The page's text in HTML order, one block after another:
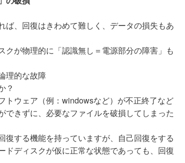
ば、回復はきわめて難しく、データの損失もあ
クが物理的に「認識無し＝電源部分の障害」も
理的な故障
？
トウェア（例：windowsなど）が不正終了など
できずに、必要なファイルを破損してしまった
復する機能を持っていますが、自己回復をする
ドディスクが仮に正常な状態であっても、回復